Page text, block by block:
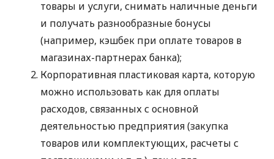
товары и услуги, снимать наличные деньги
и получать разнообразные бонусы
(например, кэшбек при оплате товаров в
магазинах-партнерах банка);
Корпоративная пластиковая карта, которую
можно использовать как для оплаты
расходов, связанных с основной
деятельностью предприятия (закупка
товаров или комплектующих, расчеты с